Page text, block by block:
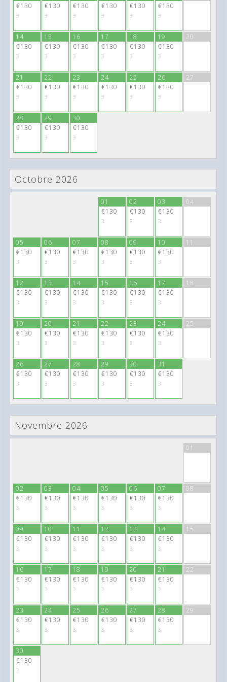
€130
3
€130
3
€130
3
€130
3
€130
3
€130
3
14
€130
3
15
€130
3
16
€130
3
17
€130
3
18
€130
3
19
€130
3
20
21
€130
3
22
€130
3
23
€130
3
24
€130
3
25
€130
3
26
€130
3
27
28
€130
3
29
€130
3
30
€130
3
Octobre 2026
01
€130
3
02
€130
3
03
€130
3
04
05
€130
3
06
€130
3
07
€130
3
08
€130
3
09
€130
3
10
€130
3
11
12
€130
3
13
€130
3
14
€130
3
15
€130
3
16
€130
3
17
€130
3
18
19
€130
3
20
€130
3
21
€130
3
22
€130
3
23
€130
3
24
€130
3
25
26
€130
3
27
€130
3
28
€130
3
29
€130
3
30
€130
3
31
€130
3
Novembre 2026
01
02
€130
3
03
€130
3
04
€130
3
05
€130
3
06
€130
3
07
€130
3
08
09
€130
3
10
€130
3
11
€130
3
12
€130
3
13
€130
3
14
€130
3
15
16
€130
3
17
€130
3
18
€130
3
19
€130
3
20
€130
3
21
€130
3
22
23
€130
3
24
€130
3
25
€130
3
26
€130
3
27
€130
3
28
€130
3
29
30
€130
3